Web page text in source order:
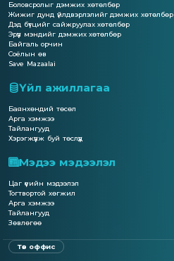
Боловсролыг дэмжих хөтөлбөр
Жижиг дунд үйлдвэрлэлийг дэмжих хөтөлбөр
Дэд бүтцийг сайжруулах хөтөлбөр
Эрүүл мэндийг дэмжих хөтөлбөр
Байгаль орчин
Соёлын өв
Save Mazaalai
Үйл ажиллагаа
Баянхөндий төсөл
Арга хэмжээ
Тайлангууд
Хэрэгжүүлж буй төслүүд
Мэдээ мэдээлэл
Цаг үеийн мэдээлэл
Тогтвортой хөгжил
Арга хэмжээ
Тайлангууд
Зөвлөгөө
Төв оффис